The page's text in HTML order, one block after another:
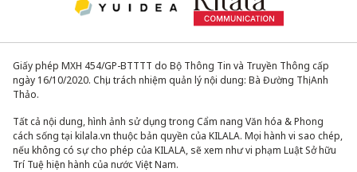
Giấy phép MXH 454/GP-BTTTT do Bộ Thông Tin và Truyền Thông cấp
ngày 16/10/2020. Chịu trách nhiệm quản lý nội dung: Bà Đường Thị Anh
Thảo.
Tất cả nội dung, hình ảnh sử dụng trong Cẩm nang Văn hóa & Phong
cách sống tại kilala.vn thuộc bản quyền của KILALA. Mọi hành vi sao chép,
nếu không có sự cho phép của KILALA, sẽ xem như vi phạm Luật Sở hữu
Trí Tuệ hiện hành của nước Việt Nam.